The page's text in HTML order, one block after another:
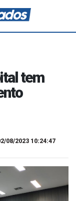
tem
08/2023 10:24:47